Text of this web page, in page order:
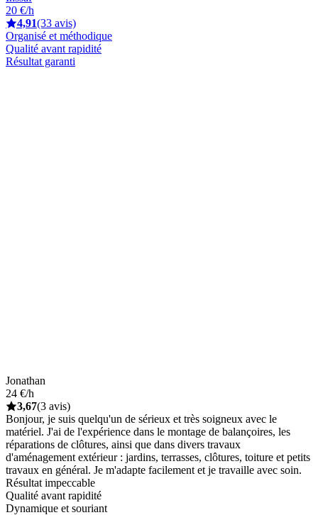
20 €/h
4,91(33 avis)
Organisé et méthodique
Qualité avant rapidité
Résultat garanti
Jonathan
24 €/h
3,67(3 avis)
Bonjour, je suis quelqu'un de sérieux et très soigneux avec le
matériel. J'ai de l'expérience dans le montage de balançoires, les
réparations de clôtures, ainsi que dans divers travaux
d'aménagement extérieur : jardins, terrasses, clôtures, toiture et petits
travaux en général. Je m'adapte facilement et je travaille avec soin.
Résultat impeccable
Qualité avant rapidité
Dynamique et souriant